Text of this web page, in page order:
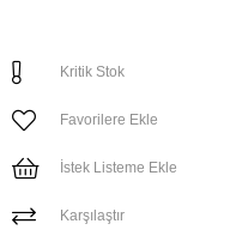
Kritik Stok
Favorilere Ekle
İstek Listeme Ekle
Karşılaştır